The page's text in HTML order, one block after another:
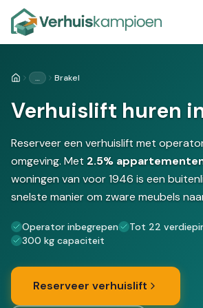
Home… Brakel
Verhuislift huren
Reserveer een verhuislift met
omgeving. Met 2.5%
woningen van voor 1946 is een
snelste manier om zware meubels
Operator inbegrepen
Tot 22
300 kg capaciteit
Reserveer verhuislift